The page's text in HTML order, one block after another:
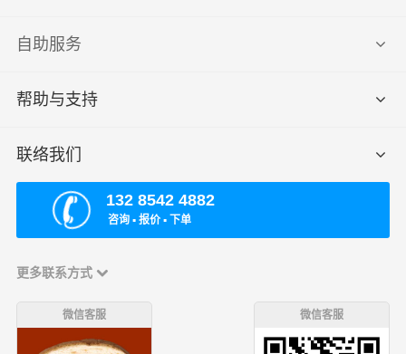
自助服务
帮助与支持
联络我们
132 8542 4882
咨询 ▪ 报价 ▪ 下单
更多联系方式
微信客服 微信客服